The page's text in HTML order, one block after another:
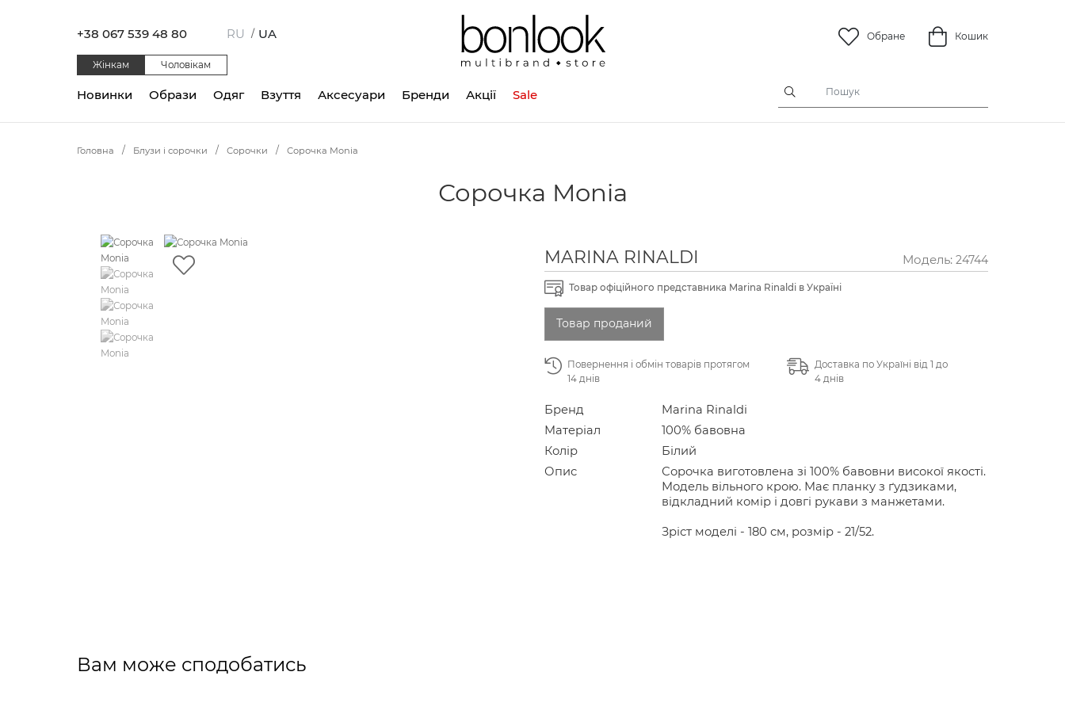
+38 067 539 48 80 RU / UA Обране Кошик
Жінкам Чоловікам
Одяг Взуття Аксесуари
Новинки Образи Бренди Акції Sale
Головна Блузи і сорочки Сорочки Сорочка Monia
Сорочка Monia
MARINA RINALDI Модель: 24744
Товар офіційного представника Marina Rinaldi в Україні
Товар проданий
Повернення і обмін товарів протягом
14 днів
Доставка по Україні від 1 до
4 днів
Бренд
Marina Rinaldi
Матеріал
100% бавовна
Колір
Білий
Опис
Сорочка виготовлена зі 100% бавовни високої якості.
Модель вільного крою. Має планку з ґудзиками,
відкладний комір і довгі рукави з манжетами.
Зріст моделі - 180 см, розмір - 21/52.
Вам може сподобатись